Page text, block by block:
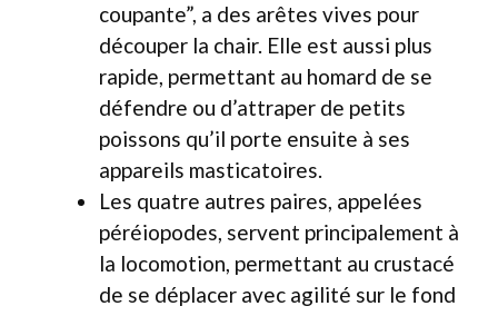
coupante”, a des arêtes vives pour
découper la chair. Elle est aussi plus
rapide, permettant au homard de se
défendre ou d’attraper de petits
poissons qu’il porte ensuite à ses
appareils masticatoires.
Les quatre autres paires, appelées
péréiopodes, servent principalement à
la locomotion, permettant au crustacé
de se déplacer avec agilité sur le fond